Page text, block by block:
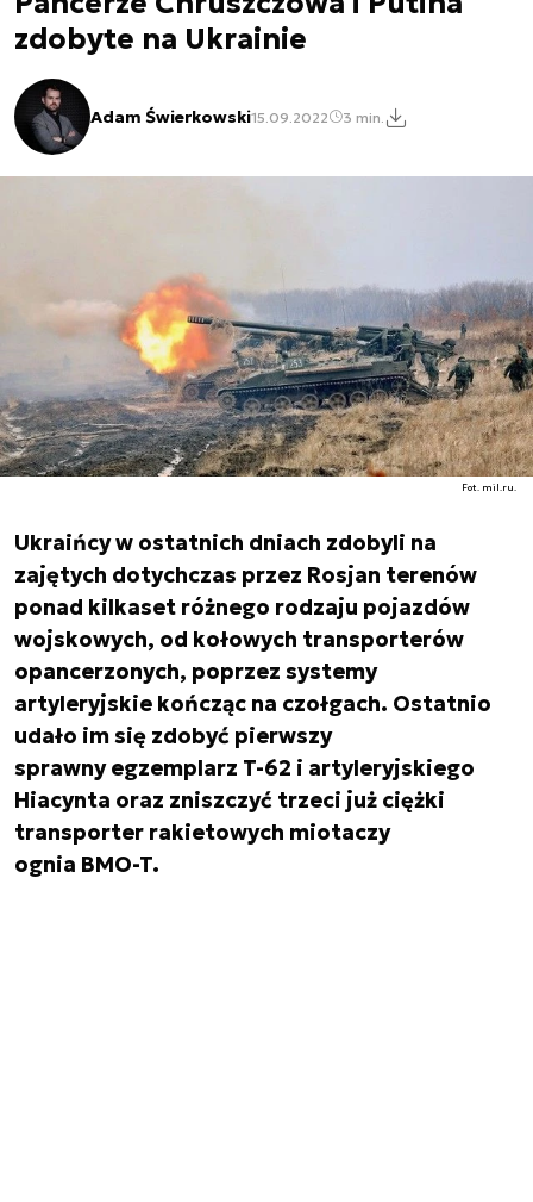
zdobyte na Ukrainie
Adam Świerkowski15.09.2022 3 min.
Fot. mil.ru.
Ukraińcy w ostatnich dniach zdobyli na
zajętych dotychczas przez Rosjan terenów
ponad kilkaset różnego rodzaju pojazdów
wojskowych, od kołowych transporterów
opancerzonych, poprzez systemy
artyleryjskie kończąc na czołgach. Ostatnio
udało im się zdobyć pierwszy
sprawny egzemplarz T-62 i artyleryjskiego
Hiacynta oraz zniszczyć trzeci już ciężki
transporter rakietowych miotaczy
ognia BMO-T.